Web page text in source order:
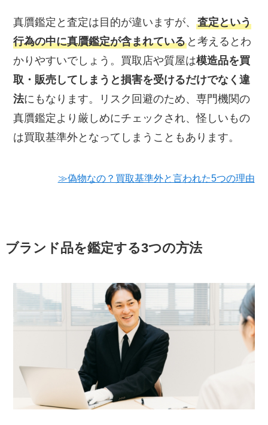
真贋鑑定と査定は目的が違いますが、査定という
行為の中に真贋鑑定が含まれている と考えるとわ
かりやすいでしょう。買取店や質屋は模造品を買
取・販売してしまうと損害を受けるだけでなく違
法にもなります。リスク回避のため、専門機関の
真贋鑑定より厳しめにチェックされ、怪しいもの
は買取基準外となってしまうこともあります。
≫偽物なの？買取基準外と言われた5つの理由
ブランド品を鑑定する3つの方法